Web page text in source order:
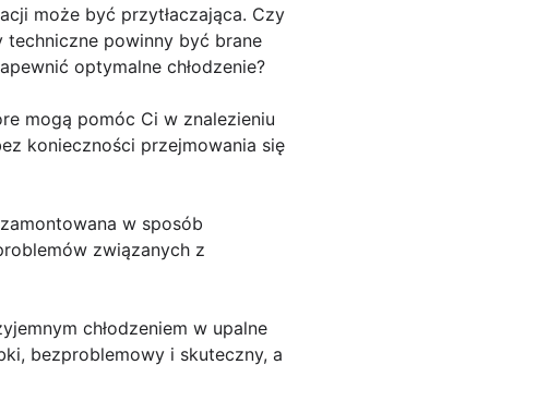
może być przytłaczająca. Czy
powinny być brane
optymalne chłodzenie?
mogą pomóc Ci w znalezieniu
konieczności przejmowania się
w sposób
związanych z
chłodzeniem w upalne
bezproblemowy i skuteczny, a